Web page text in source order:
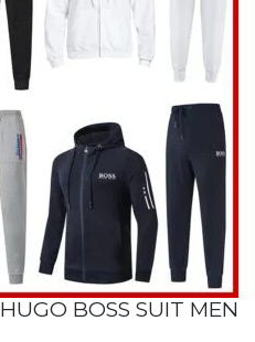
HUGO BOSS SUIT MEN חליפות לגברים הוגו בוס